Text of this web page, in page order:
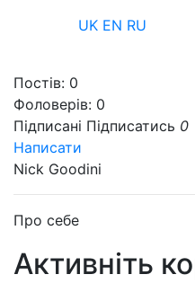
UK EN RU
Постів: 0
Фоловерів: 0
Підписані Підписатись 0
Написати
Nick Goodini
Про себе
Активніть